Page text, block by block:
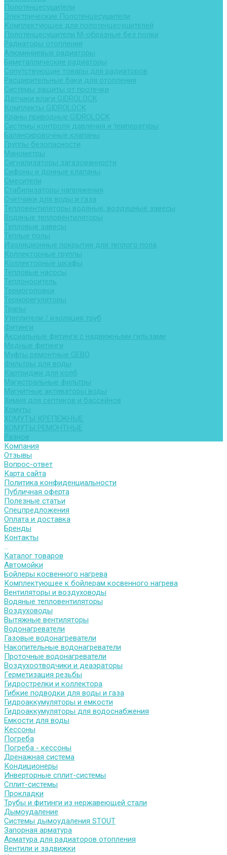
Полотенцесушители
Электрические Полотенцесушители
Комплектующее для полотенцесушителей
Полотенцесушители М-образные без полки
Радиаторы отопления
Алюминиевые радиаторы
Биметаллические радиаторы
Сопутствующие товары для радиаторов
Расширительные баки для отопления
Системы защиты от протечки
Датчики влаги GIDROLOCK
Комплекты GIDROLOCK
Краны приводные GIDROLOCK
Системы контроля давления и температуры
Балансировочные клапаны
Группы безопасности
Манометры
Сигнализаторы загазованности
Сифоны и донные клапаны
Смесители
Стабилизаторы напряжения
Счетчики для воды и газа
Тепловентиляторы водяные, воздушные завесы
Водяные тепловентиляторы
Тепловые завесы
Теплые полы
Изоляционные покрытия для теплого пола
Коллекторные группы
Коллекторные шкафы
Тепловые насосы
Теплоноситель
Термоголовки
Терморегуляторы
Трапы
Утеплители / изоляция труб
Фитинги
Аксиальные фитинги с надвижными гильзами
Медные фитинги
Муфты ремонтные GEBO
Фильтры для воды
Картриджи для колб
Магистральные фильтры
Магнитные активаторы воды
Химия для септиков и бассейнов
Хомуты
ХОМУТЫ КРЕПЕЖНЫЕ
ХОМУТЫ РЕМОНТНЫЕ
Разное
Компания
Отзывы
Вопрос-ответ
Карта сайта
Политика конфиденциальности
Публичная оферта
Полезные статьи
Спецпредложения
Оплата и доставка
Бренды
Контакты
...
Каталог товаров
Автомойки
Бойлеры косвенного нагрева
Комплектующее к бойлерам косвенного нагрева
Вентиляторы и воздуховоды
Водяные тепловентиляторы
Воздуховоды
Вытяжные вентиляторы
Водонагреватели
Газовые водонагреватели
Накопительные водонагреватели
Проточные водонагреватели
Воздухоотводчики и деаэраторы
Герметизация резьбы
Гидрострелки и коллектора
Гибкие подводки для воды и газа
Гидроаккумуляторы и емкости
Гидроаккумуляторы для водоснабжения
Емкости для воды
Кессоны
Погреба
Погреба - кессоны
Дренажная система
Кондиционеры
Инверторные сплит-системы
Сплит-системы
Прокладки
Трубы и фитинги из нержавеющей стали
Дымоудаление
Системы дымоудаления STOUT
Запорная арматура
Арматура для радиаторов отопления
Вентили и задвижки